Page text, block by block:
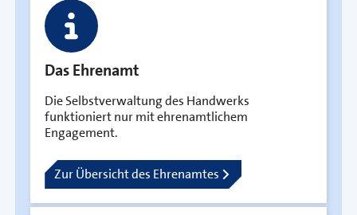
Das Ehrenamt
Die Selbstverwaltung des Handwerks
funktioniert nur mit ehrenamtlichem
Engagement.
Zur Übersicht des Ehrenamtes